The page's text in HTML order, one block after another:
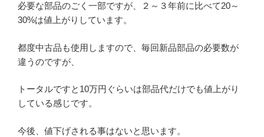
必要な部品のごく一部ですが、２～３年前に比べて20～
30%は値上がりしています。
都度中古品も使用しますので、毎回新品部品の必要数が
違うのですが、
トータルですと10万円ぐらいは部品代だけでも値上がり
している感じです。
今後、値下げされる事はないと思います。